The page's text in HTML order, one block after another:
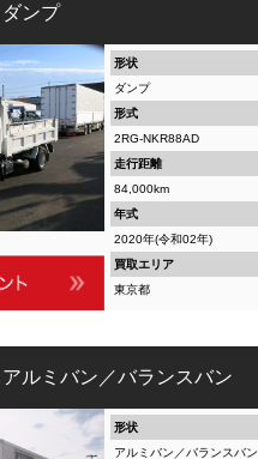
ンプ
形状
ダンプ
形式
2RG-NKR88AD
走行距離
84,000km
年式
2020年(令和02年)
買取エリア
東京都
ルミバン／バランスバン
形状
アルミバン／バランスバン